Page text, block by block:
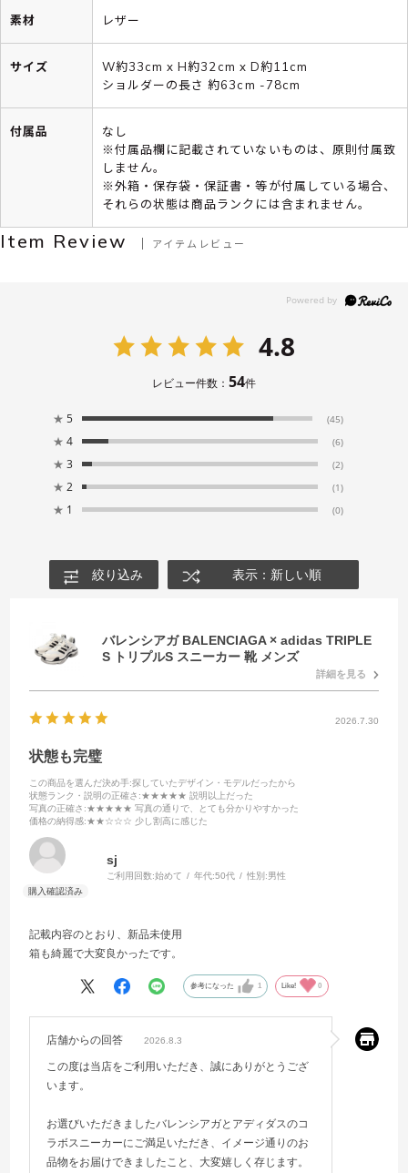
素材 レザー
サイズ
W約33cm x H約32cm x D約11cm
ショルダーの長さ 約63cm -78cm
付属品
なし
※付属品欄に記載されていないものは、原則付属致
しません。
※外箱・保存袋・保証書・等が付属している場合、
それらの状態は商品ランクには含まれません。
Item Review アイテムレビュー
4.8
レビュー件数： 54件
★ 5 (45)
★ 4 (6)
★ 3 (2)
★ 2 (1)
★ 1 (0)
絞り込み 表示：新しい順
バレンシアガ BALENCIAGA × adidas TRIPLE
S トリプルS スニーカー 靴 メンズ
詳細を見る
2026.7.30
状態も完璧
この商品を選んだ決め手:探していたデザイン・モデルだったから
状態ランク・説明の正確さ :★★★★★ 説明以上だった
写真の正確さ :★★★★★ 写真の通りで、とても分かりやすかった
価格の納得感:★★☆☆☆ 少し割高に感じた
sj
ご利用回数:始めて 年代:50代 性別:男性
記載内容のとおり、新品未使用
箱も綺麗で大変良かったです。
参考になった 1 Like! 0
店舗からの回答 2026.8.3
この度は当店をご利用いただき、誠にありがとうござ
います。
お選びいただきましたバレンシアガとアディダスのコ
ラボスニーカーにご満足いただき、イメージ通りのお
品物をお届けできましたこと、大変嬉しく存じます。